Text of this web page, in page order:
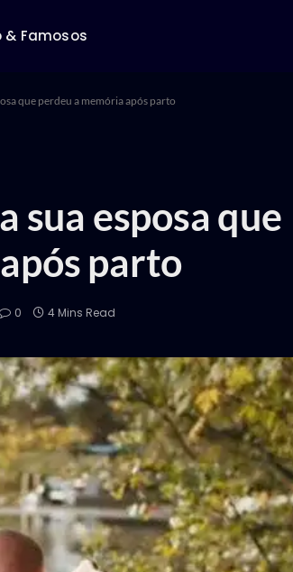
& Famosos
que perdeu a memória após parto
sua esposa que
parto
0 4 Mins Read